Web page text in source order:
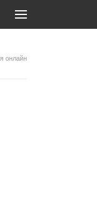
онлайн